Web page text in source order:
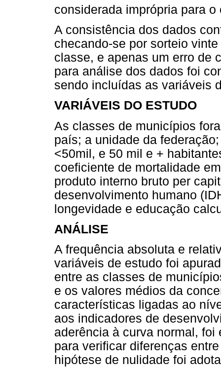
considerada imprópria para o
A consistência dos dados
checando-se por sorteio
classe, e apenas um erro de
para análise dos dados foi
sendo incluídas as variáveis
VARIÁVEIS DO ESTUDO
As classes de municípios
país; a unidade da
<50mil, e 50 mil e +
coeficiente de mortalidade
produto interno bruto per
desenvolvimento humano
longevidade e educação
ANÁLISE
A frequência absoluta e
variáveis de estudo foi
entre as classes de
e os valores médios da
características ligadas ao
aos indicadores de
aderência à curva normal,
para verificar diferenças
hipótese de nulidade foi